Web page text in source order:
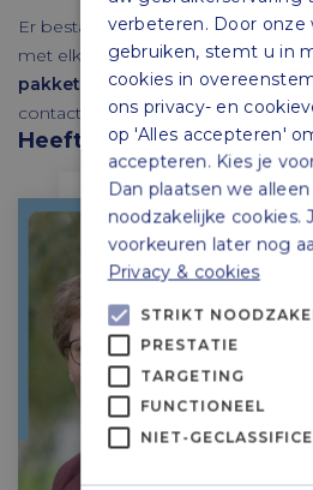
Er bestaan vele verschillende
met elk hun eigen voor- en
pakket het beste bij jouw
contact met ons op!
Heeft u vragen?
Marjolein
opzetten
administratie in
verbeteren. Door onze
gebruiken, stemt u in
cookies in
ons privacy- en
op 'Alles accepteren'
accepteren. Kies je
Dan plaatsen we
noodzakelijke cookies.
voorkeuren later nog
Privacy & cookies
STRIKT
PRESTATIE
TARGETING
FUNCTIONEEL
NIET-